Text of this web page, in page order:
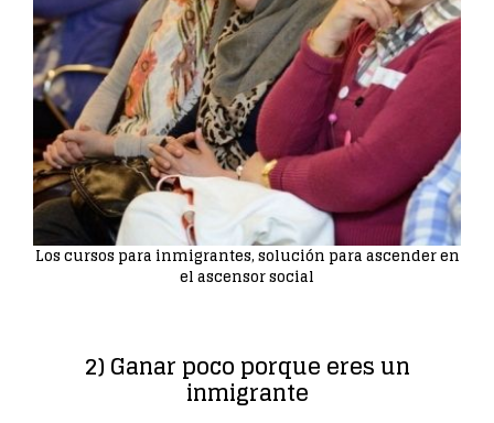
Los cursos para inmigrantes, solución para ascender en
el ascensor social
2) Ganar poco porque eres un
inmigrante